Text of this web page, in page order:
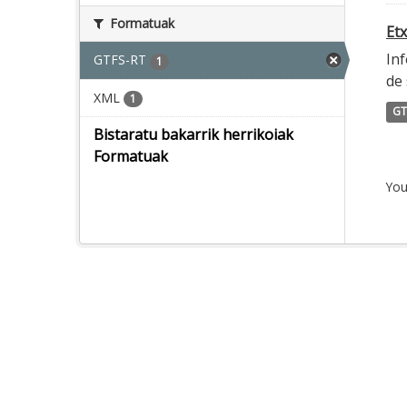
Formatuak
GTFS-RT 1
XML 1
Bistaratu bakarrik herrikoiak
Formatuak
de